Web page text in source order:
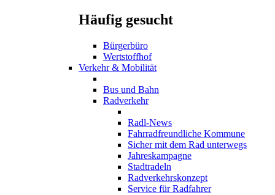
Häufig gesucht
Bürgerbüro
Wertstoffhof
Verkehr & Mobilität
Bus und Bahn
Radverkehr
Radl-News
Fahrradfreundliche Kommune
Sicher mit dem Rad unterwegs
Jahreskampagne
Stadtradeln
Radverkehrskonzept
Service für Radfahrer